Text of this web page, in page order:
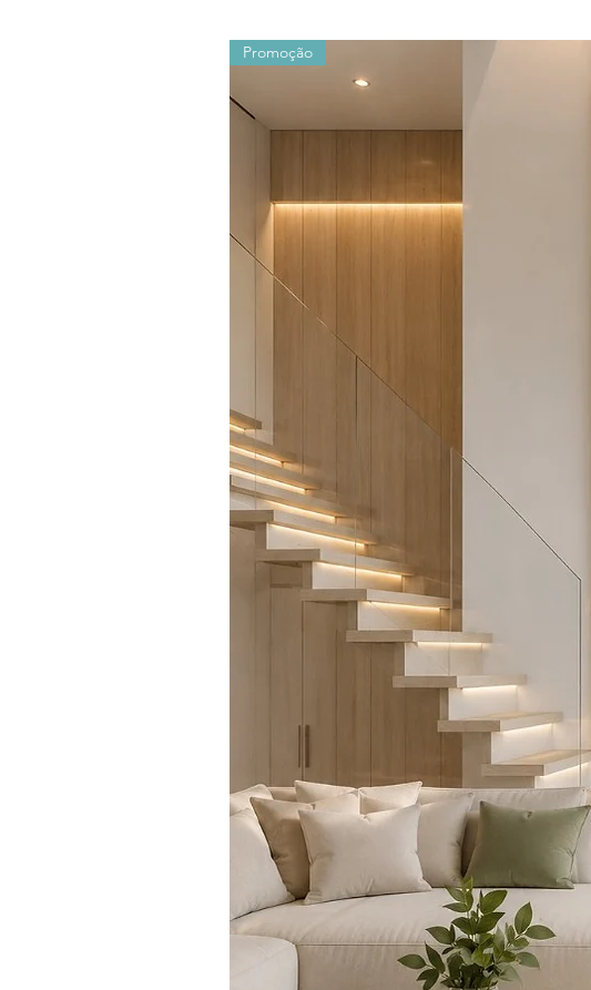
Os valores sofrem alterações devido ao material e
Promoção